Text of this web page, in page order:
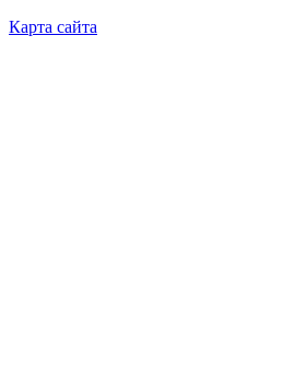
Карта сайта